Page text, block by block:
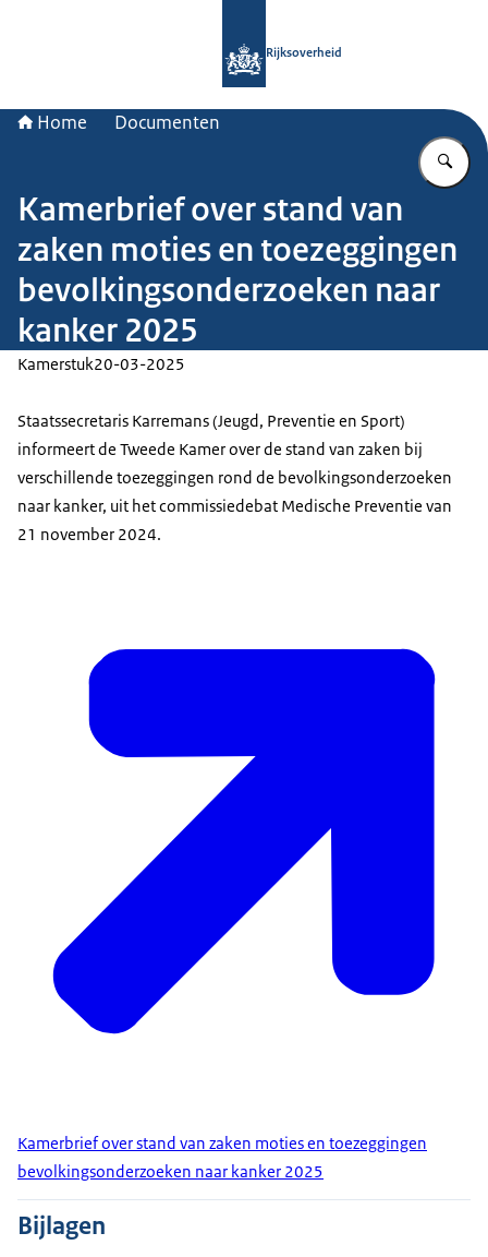
Rijksoverheid
Home Documenten
Kamerbrief over stand van
zaken moties en toezeggingen
bevolkingsonderzoeken naar
kanker 2025
Kamerstuk20-03-2025
Staatssecretaris Karremans (Jeugd, Preventie en Sport)
informeert de Tweede Kamer over de stand van zaken bij
verschillende toezeggingen rond de bevolkingsonderzoeken
naar kanker, uit het commissiedebat Medische Preventie van
21 november 2024.
Kamerbrief over stand van zaken moties en toezeggingen
bevolkingsonderzoeken naar kanker 2025
Bijlagen